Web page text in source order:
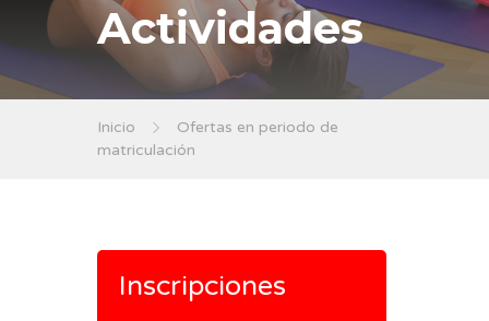
Actividades
Inicio
Ofertas en periodo de
matriculación
Inscripciones